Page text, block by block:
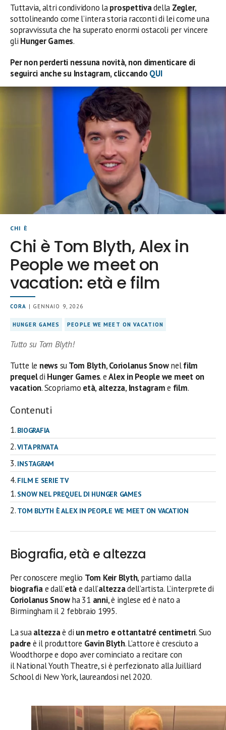
Tuttavia, altri condividono laprospettivadella Zegler,
sottolineando come l’intera storia racconti di lei come una
sopravvissuta che ha superato enormi ostacoli per vincere
gli Hunger Games.
Per non perderti nessuna novità, non dimenticare di
seguirci anche su Instagram, cliccando QUI
CHI È
Chi è Tom Blyth, Alex in
People we meet on
vacation: età e film
CORA | GENNAIO 9, 2026
HUNGER GAMES PEOPLE WE MEET ON VACATION
Tutto su Tom Blyth!
Tutte le news suTom Blyth,Coriolanus Snownelfilm
prequeldi Hunger Games. eAlex in People we meet on
vacation. Scopriamo età, altezza, Instagrame film.
Contenuti
BIOGRAFIA
VITA PRIVATA
INSTAGRAM
FILM E SERIE TV
SNOW NEL PREQUEL DI HUNGER GAMES
TOM BLYTH È ALEX IN PEOPLE WE MEET ON VACATION
Biografia, età e altezza
Per conoscere meglio Tom Keir Blyth, partiamo dalla
biografiae dall’etàe dall’altezzadell’artista. L’interprete di
Coriolanus Snowha 31 anni, è inglese ed è nato a
Birmingham il 2 febbraio 1995.
La suaaltezzaè di un metro e ottantatré centimetri. Suo
padreè il produttore Gavin Blyth. L’attore è cresciuto a
Woodthorpe e dopo aver cominciato a recitare con
il National Youth Theatre, si è perfezionato alla Juilliard
School di New York, laureandosi nel 2020.